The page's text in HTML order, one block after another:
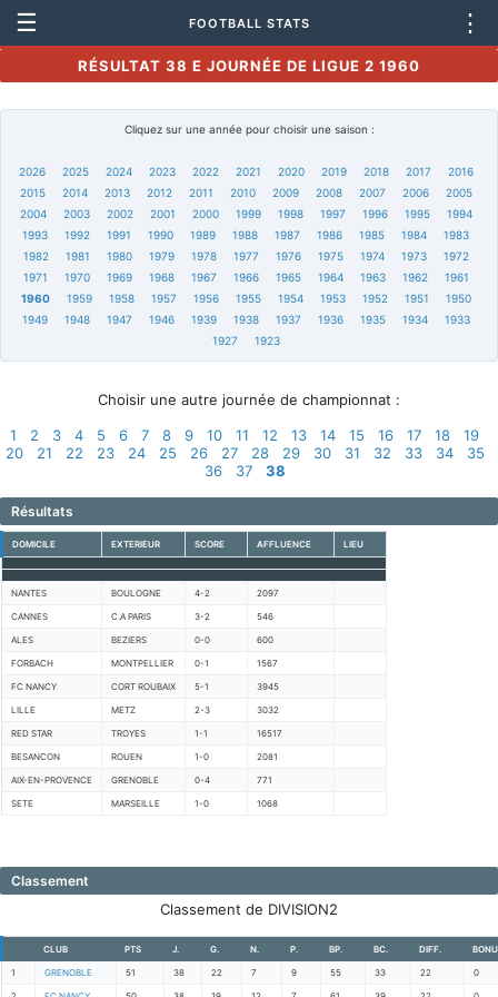
☰ FOOTBALL STATS ⋮
RÉSULTAT 38 E JOURNÉE DE LIGUE 2 1960
Cliquez sur une année pour choisir une saison :
2026 2025 2024 2023 2022 2021 2020 2019 2018 2017
2016
2015
2014 2013 2012 2011 2010 2009 2008 2007 2006
2005
2004
2003 2002 2001 2000 1999 1998 1997 1996 1995
1994
1993
1992 1991 1990 1989 1988 1987 1986 1985 1984
1983
1982
1981 1980 1979 1978 1977 1976 1975 1974 1973
1972
1971
1970 1969 1968 1967 1966 1965 1964 1963 1962
1961
1960
1959 1958 1957 1956 1955 1954 1953 1952 1951
1950
1949
1948 1947 1946 1939 1938 1937 1936 1935 1934
1933
1927
1923
Choisir une autre journée de championnat :
1
2 3 4 5 6 7 8 9 10 11 12 13 14 15 16 17 18
19
20
21 22 23 24 25 26 27 28 29 30 31 32 33 34
35
36
37 38
Résultats
DOMICILE EXTERIEUR SCORE AFFLUENCE LIEU
NANTES BOULOGNE 4-2 2097
CANNES C.A PARIS 3-2 546
ALES BEZIERS 0-0 600
FORBACH MONTPELLIER 0-1 1567
FC NANCY CORT ROUBAIX 5-1 3945
LILLE METZ 2-3 3032
RED STAR TROYES 1-1 16517
BESANCON ROUEN 1-0 2081
AIX-EN-PROVENCE GRENOBLE 0-4 771
SETE MARSEILLE 1-0 1068
Classement
Classement de DIVISION2
CLUB PTS J. G. N. P. BP. BC. DIFF.
1 GRENOBLE 51 38 22 7 9 55 33 22 0